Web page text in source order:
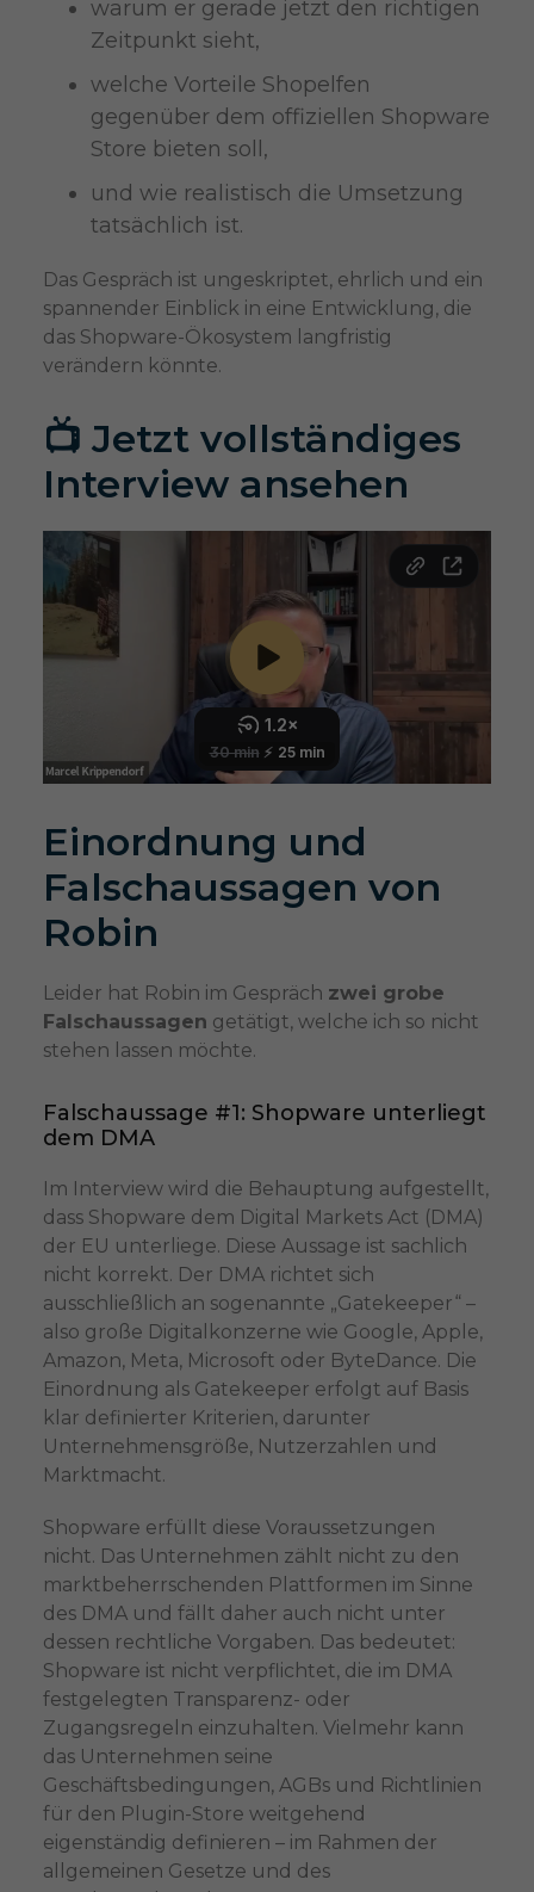
warum er gerade jetzt den richtigen
Zeitpunkt sieht,
welche Vorteile Shopelfen
gegenüber dem offiziellen Shopware
Store bieten soll,
und wie realistisch die Umsetzung
tatsächlich ist.
Das Gespräch ist ungeskriptet, ehrlich und ein
spannender Einblick in eine Entwicklung, die
das Shopware-Ökosystem langfristig
verändern könnte.
📺 Jetzt vollständiges
Interview ansehen
Einordnung und
Falschaussagen von
Robin
Leider hat Robin im Gespräch zwei grobe
Falschaussagen getätigt, welche ich so nicht
stehen lassen möchte.
Falschaussage #1: Shopware unterliegt
dem DMA
Im Interview wird die Behauptung aufgestellt,
dass Shopware dem Digital Markets Act (DMA)
der EU unterliege. Diese Aussage ist sachlich
nicht korrekt. Der DMA richtet sich
ausschließlich an sogenannte „Gatekeeper“ –
also große Digitalkonzerne wie Google, Apple,
Amazon, Meta, Microsoft oder ByteDance. Die
Einordnung als Gatekeeper erfolgt auf Basis
klar definierter Kriterien, darunter
Unternehmensgröße, Nutzerzahlen und
Marktmacht.
Shopware erfüllt diese Voraussetzungen
nicht. Das Unternehmen zählt nicht zu den
marktbeherrschenden Plattformen im Sinne
des DMA und fällt daher auch nicht unter
dessen rechtliche Vorgaben. Das bedeutet:
Shopware ist nicht verpflichtet, die im DMA
festgelegten Transparenz- oder
Zugangsregeln einzuhalten. Vielmehr kann
das Unternehmen seine
Geschäftsbedingungen, AGBs und Richtlinien
für den Plugin-Store weitgehend
eigenständig definieren – im Rahmen der
allgemeinen Gesetze und des